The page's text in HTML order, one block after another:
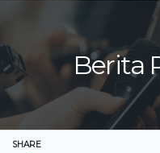
Berita
SHARE